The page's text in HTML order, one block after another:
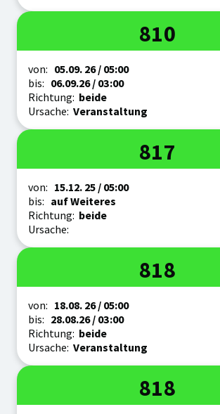
Linie
810
Zeitraum
von: 05.09. 26/ 05:00
bis: 06.09.26/ 03:00
Richtung: beide
Ursache: Veranstaltung
Linie
817
Zeitraum
von: 15.12. 25/ 05:00
bis: auf Weiteres
Richtung: beide
Ursache:
Linie
818
Zeitraum
von: 18.08. 26/ 05:00
bis: 28.08.26/ 03:00
Richtung: beide
Ursache: Veranstaltung
Linie
818